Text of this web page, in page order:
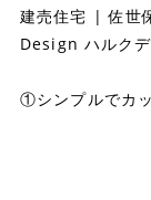
建売住宅 | 佐世
Design ハルク
①シンプルでカ